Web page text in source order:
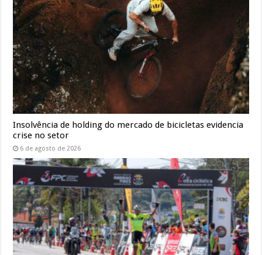
Insolvência de holding do mercado de bicicletas evidencia
crise no setor
6 de agosto de 2026